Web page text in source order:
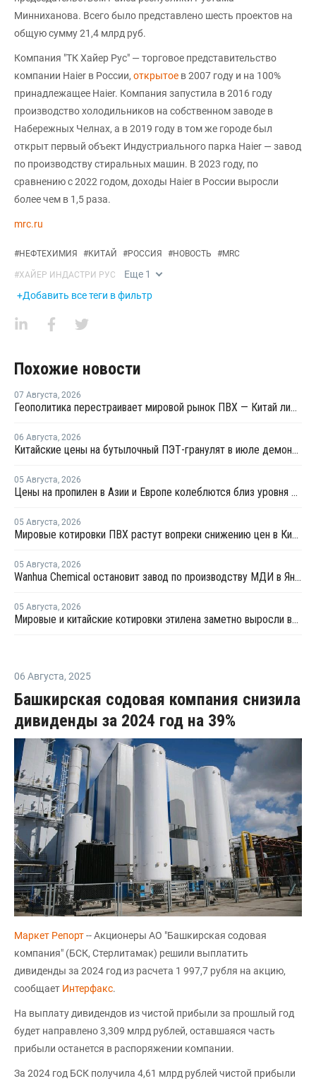
Минниханова. Всего было представлено шесть проектов на
общую сумму 21,4 млрд руб.
Компания "ТК Хайер Рус" — торговое представительство
компании Haier в России, открытое в 2007 году и на 100%
принадлежащее Haier. Компания запустила в 2016 году
производство холодильников на собственном заводе в
Набережных Челнах, а в 2019 году в том же городе был
открыт первый объект Индустриального парка Haier — завод
по производству стиральных машин. В 2023 году, по
сравнению с 2022 годом, доходы Haier в России выросли
более чем в 1,5 раза.
mrc.ru
#НЕФТЕХИМИЯ #КИТАЙ #РОССИЯ #НОВОСТЬ #MRC
#ХАЙЕР ИНДАСТРИ РУС Еще 1
+Добавить все теги в фильтр
Похожие новости
07 Августа, 2026
Геополитика перестраивает мировой рынок ПВХ — Китай лидирует в экспорте
06 Августа, 2026
Китайские цены на бутылочный ПЭТ-гранулят в июле демонстрировали сильную волатильность
05 Августа, 2026
Цены на пропилен в Азии и Европе колеблются близ уровня в USD1000
05 Августа, 2026
Мировые котировки ПВХ растут вопреки снижению цен в Китае
05 Августа, 2026
Wanhua Chemical остановит завод по производству МДИ в Яньтае для планового ремонта
05 Августа, 2026
Мировые и китайские котировки этилена заметно выросли во второй половине июля
06 Августа, 2025
Башкирская содовая компания снизила
дивиденды за 2024 год на 39%
Маркет Репорт-- Акционеры АО "Башкирская содовая
компания" (БСК, Стерлитамак) решили выплатить
дивиденды за 2024 год из расчета 1 997,7 рубля на акцию,
сообщает Интерфакс.
На выплату дивидендов из чистой прибыли за прошлый год
будет направлено 3,309 млрд рублей, оставшаяся часть
прибыли останется в распоряжении компании.
За 2024 год БСК получила 4,61 млрд рублей чистой прибыли